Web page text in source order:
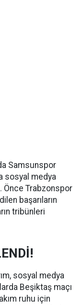
Samsunspor
sosyal medya
Önce Trabzonspor
başarıların
tribünleri
sosyal medya
Beşiktaş maçı
ruhu için